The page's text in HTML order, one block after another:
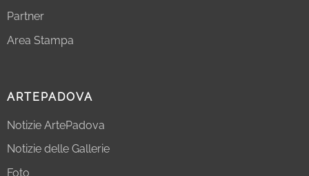
Partner
Area Stampa
ARTEPADOVA
Notizie ArtePadova
Notizie delle Gallerie
Foto